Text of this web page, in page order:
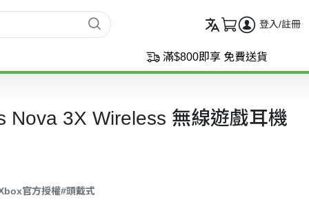
登入/註冊
滿$800即享 免費送貨
Nova 3X Wireless 無線遊戲耳機
官方授權#頭戴式